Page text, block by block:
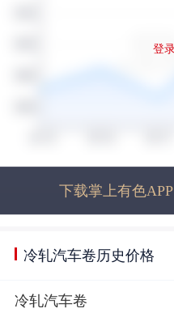
登
下载掌上有色
冷轧汽车卷历史价格
冷轧汽车卷